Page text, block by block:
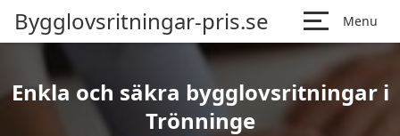
Bygglovsritningar-pris.se Menu
Enkla och säkra bygglovsritningar i
Trönninge